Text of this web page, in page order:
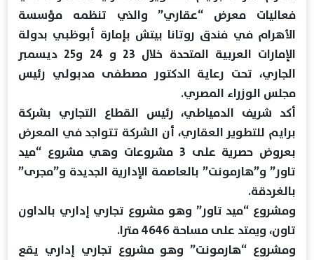
فعاليات معرض “عقاري” والذي تنظمه مؤسسة
الأهرام في فندق روتانا بيتش بإمارة أبوظبي بدولة
الإمارات العربية المتحدة خلال 23 و 24 و25 ديسمبر
الجاري، تحت رعاية الدكتور مصطفى مدبولي رئيس
مجلس الوزراء المصري.
أكد شريف الدمياطي، رئيس القطاع التجاري بشركة
برايم للتطوير العقاري، أن الشركة تتواجد في المعرض
بعروض حصرية على 3 مشروعات وهي مشروع “ميد
تاور” و”هارمونت” بالعاصمة الإدارية الجديدة و”مجرى”
بالغردقة.
ومشروع “ميد تاور” وهو مشروع تجاري إداري بالداون
تاون، ويمتد على مساحة 4646 مترا.
ومشروع “هارمونت” وهو مشروع تجاري إداري يقع